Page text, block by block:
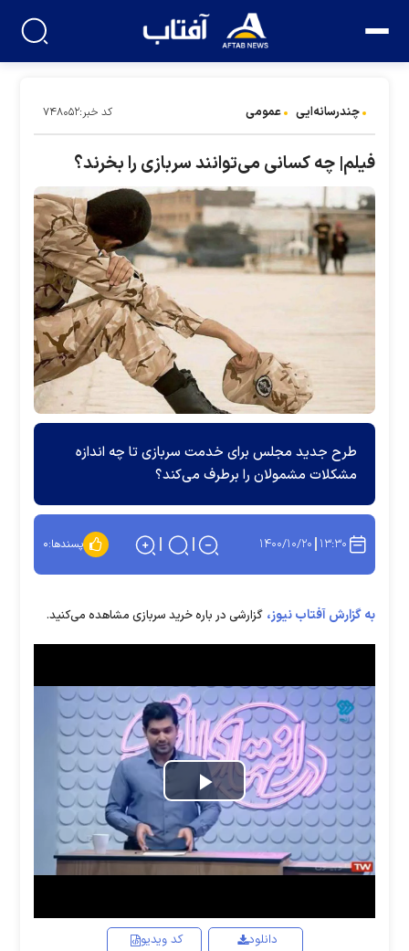
چندرسانه‌ایی عمومی کد خبر:۷۴۸۰۵۲
فیلم| چه کسانی می‌توانند سربازی را بخرند؟
طرح جدید مجلس برای خدمت سربازی تا چه اندازه
مشکلات مشمولان را برطرف می‌کند؟
۱۳:۳۰ ۱۴۰۰/۱۰/۲۰ پسندها:۰
به گزارش آفتاب نیوز، گزارشی در باره خرید سربازی مشاهده می‌کنید.
Play
Video
کد ویدیو دانلود